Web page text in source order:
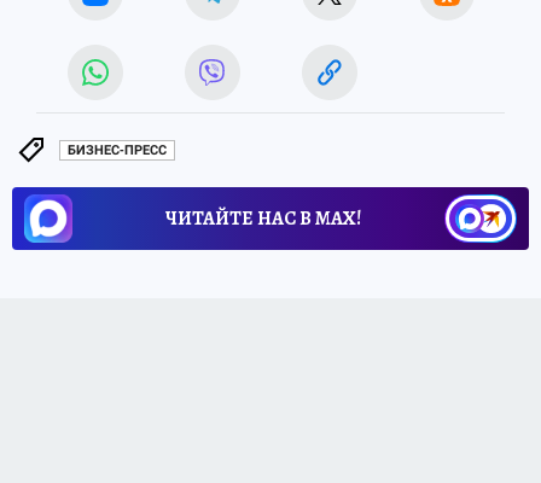
БИЗНЕС-ПРЕСС
ЧИТАЙТЕ НАС В МАХ!